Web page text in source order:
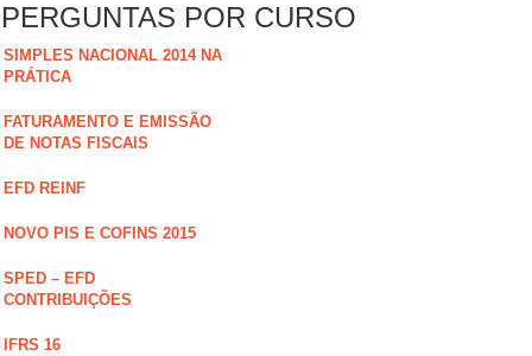
PERGUNTAS POR CURSO
SIMPLES NACIONAL 2014 NA
PRÁTICA
FATURAMENTO E EMISSÃO
DE NOTAS FISCAIS
EFD REINF
NOVO PIS E COFINS 2015
SPED – EFD
CONTRIBUIÇÕES
IFRS 16